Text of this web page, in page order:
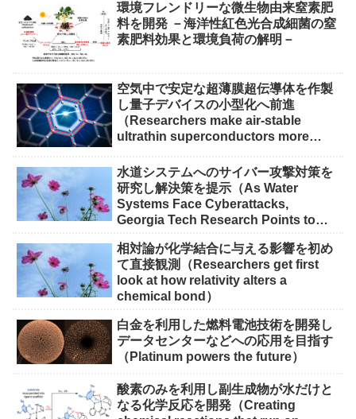
環境フレンドリーな微生物由来窒素肥
料を開発 －海洋性紅色光合成細菌の窒
素肥料効果と環境負荷の解明－
空気中で安定な超薄膜超伝導体を作製
し量子デバイスの小型化へ前進
（Researchers make air-stable
ultrathin superconductors more
水道システムへのサイバー攻撃対策を
研究し解決策を提示（As Water
Systems Face Cyberattacks,
Georgia Tech Research Points to
相対論が化学結合に与える影響を初め
て直接観測（Researchers get first
look at how relativity alters a
chemical bond）
白金を利用した燃料電池技術を開発し
データセンターなどへの応用を目指す
（Platinum powers the future）
酸素のみを利用し副生成物が水だけと
なる化学反応を開発（Creating